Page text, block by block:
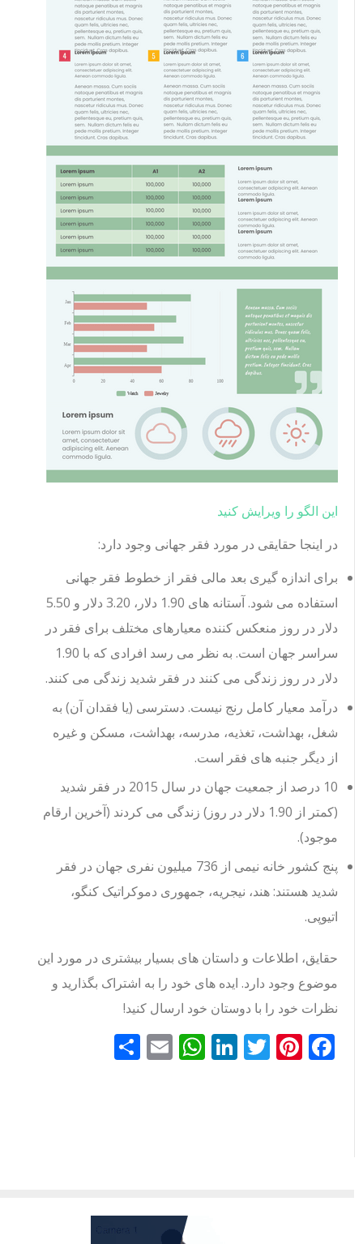
این الگو را ویرایش کنید
در اینجا حقایقی در مورد فقر جهانی وجود دارد:
برای اندازه گیری بعد مالی فقر از خطوط فقر جهانی
استفاده می شود. آستانه های 1.90 دلار، 3.20 دلار و 5.50
دلار در روز منعکس کننده معیارهای مختلف برای فقر در
سراسر جهان است. به نظر می رسد افرادی که با 1.90
دلار در روز زندگی می کنند در فقر شدید زندگی می کنند.
درآمد معیار کامل رنج نیست. دسترسی (یا فقدان آن) به
شغل، بهداشت، تغذیه، مدرسه، بهداشت، مسکن و غیره
از دیگر جنبه های فقر است.
10 درصد از جمعیت جهان در سال 2015 در فقر شدید
(کمتر از 1.90 دلار در روز) زندگی می کردند (آخرین ارقام
موجود).
پنج کشور خانه نیمی از 736 میلیون نفری جهان در فقر
شدید هستند: هند، نیجریه، جمهوری دموکراتیک کنگو،
اتیوپی.
حقایق، اطلاعات و داستان های بسیار بیشتری در مورد این
موضوع وجود دارد. ایده های خود را به اشتراک بگذارید و
نظرات خود را با دوستان خود ارسال کنید!
Facebook
Pinterest
Twitter
LinkedIn
WhatsApp
Emailاشتراک